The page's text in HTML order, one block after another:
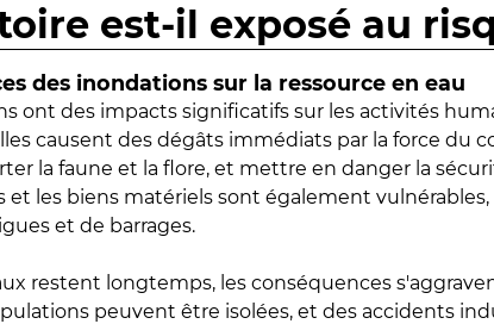
est-il exposé au
des inondations sur la ressource en eau
ont des impacts significatifs sur les activités
causent des dégâts immédiats par la force du
la faune et la flore, et mettre en danger la
et les biens matériels sont également vulnérables,
et de barrages.
restent longtemps, les conséquences
peuvent être isolées, et des accidents